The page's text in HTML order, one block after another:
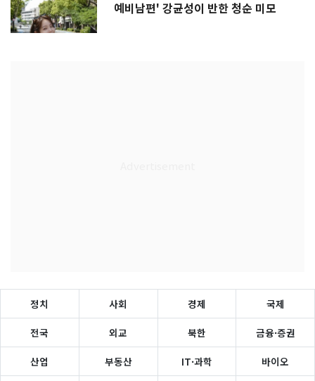
예비남편' 강균성이 반한 청순 미모
정치 사회 경제 국제
전국 외교 북한 금융·증권
산업 부동산 IT·과학 바이오